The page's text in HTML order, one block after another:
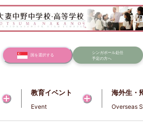
国を選択する
シンガポール赴任
予定の方へ
教育イベント
Event
海外生・
Overseas